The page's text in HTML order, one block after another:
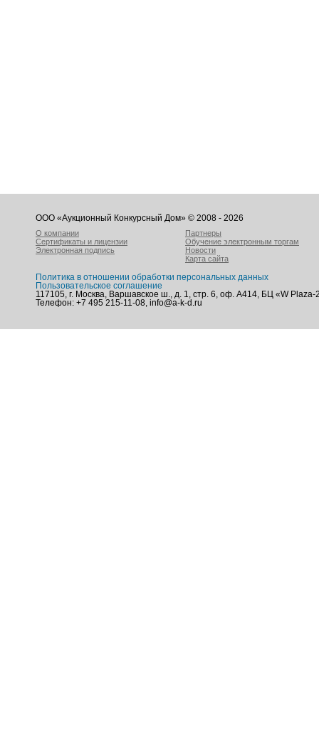
ООО «Аукционный Конкурсный Дом» © 2008 - 2026
О компании
Сертификаты и лицензии
Электронная подпись
Партнеры
Обучение электронным торгам
Новости
Карта сайта
Политика в отношении обработки персональных данных
Пользовательское соглашение
117105, г. Москва, Варшавское ш., д. 1, стр. 6, оф. А414, БЦ «W Plaza-
Телефон: +7 495 215-11-08, info@a-k-d.ru